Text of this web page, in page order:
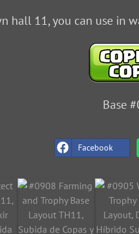
hall 11, you can use in
Base
Facebook